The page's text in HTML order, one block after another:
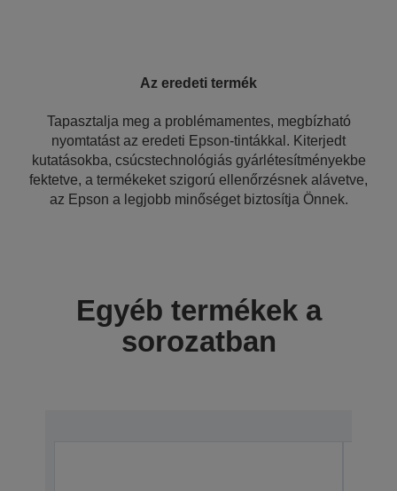
Az eredeti termék
Tapasztalja meg a problémamentes, megbízható
nyomtatást az eredeti Epson-tintákkal. Kiterjedt
kutatásokba, csúcstechnológiás gyárlétesítményekbe
fektetve, a termékeket szigorú ellenőrzésnek alávetve,
az Epson a legjobb minőséget biztosítja Önnek.
Egyéb termékek a
sorozatban